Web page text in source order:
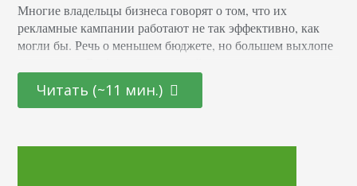
Многие владельцы бизнеса говорят о том, что их
рекламные кампании работают не так эффективно, как
могли бы. Речь о меньшем бюджете, но большем выхлопе
что для получения прибыли достаточно настроить фид и
запустить рекламную кампанию на все свои продукты. В
Читать (~11 мин.)